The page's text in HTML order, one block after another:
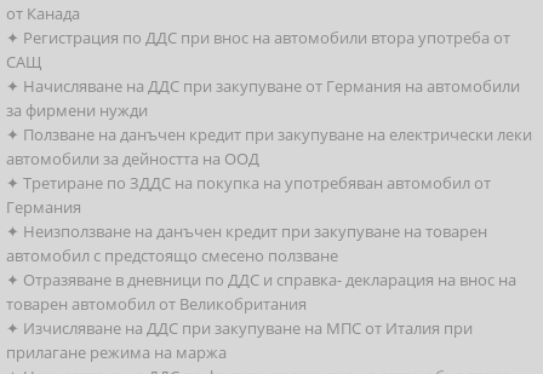
от Канада
✦ Регистрация по ДДС при внос на автомобили втора употреба от
САЩ
✦ Начисляване на ДДС при закупуване от Германия на автомобили
за фирмени нужди
✦ Ползване на данъчен кредит при закупуване на електрически леки
автомобили за дейността на ООД
✦ Третиране по ЗДДС на покупка на употребяван автомобил от
Германия
✦ Неизползване на данъчен кредит при закупуване на товарен
автомобил с предстоящо смесено ползване
✦ Отразяване в дневници по ДДС и справка- декларация на внос на
товарен автомобил от Великобритания
✦ Изчисляване на ДДС при закупуване на МПС от Италия при
прилагане режима на маржа